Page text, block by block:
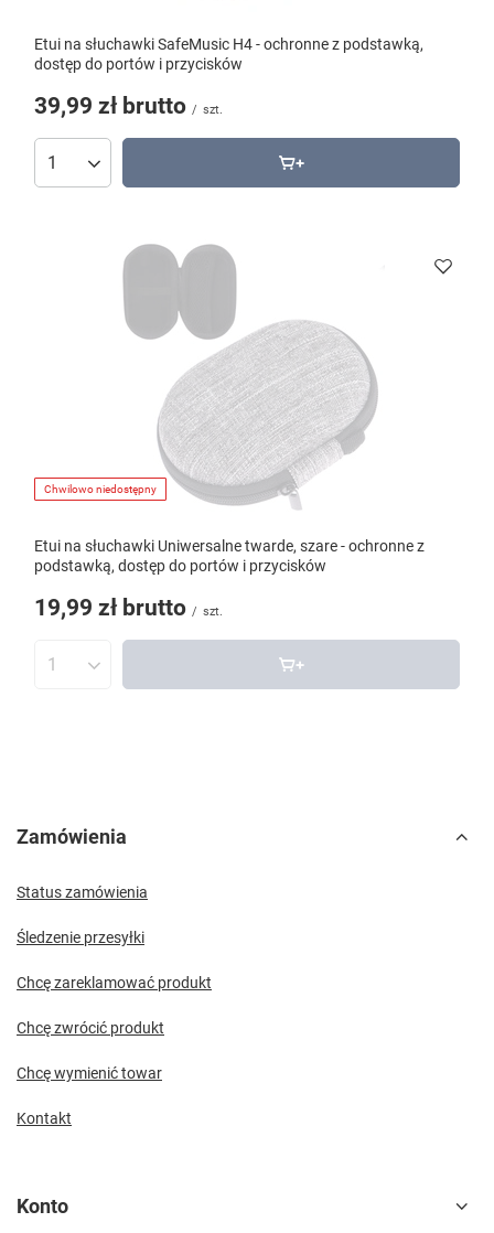
Etui na słuchawki SafeMusic H4 - ochronne z podstawką,
dostęp do portów i przycisków
39,99 zł brutto / szt.
Chwilowo niedostępny
Etui na słuchawki Uniwersalne twarde, szare - ochronne z
podstawką, dostęp do portów i przycisków
19,99 zł brutto / szt.
Zamówienia
Status zamówienia
Śledzenie przesyłki
Chcę zareklamować produkt
Chcę zwrócić produkt
Chcę wymienić towar
Kontakt
Konto